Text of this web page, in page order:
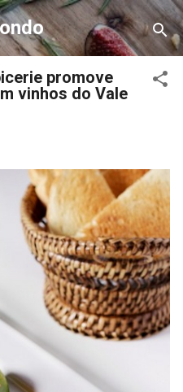
principal
promove
vinhos do Vale